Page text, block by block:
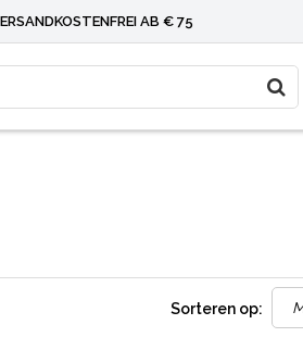
AB € 75
Sorteren op: